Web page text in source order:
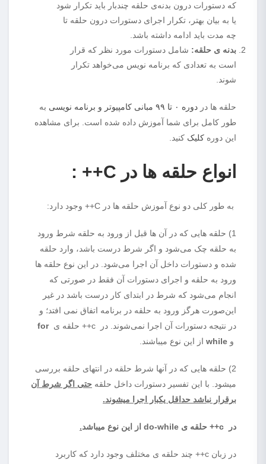
که دستورات درون بدنه‌ی حلقه چندبار باید تکرار شود
یا به بیان بهتر، تکرار اجرای دستورات درون حلقه تا
چه مدت باید ادامه داشته باشد.
بدنه ی حلقه: شامل دستورات مورد نظر که قرار
است به تعدادی که برنامه نویس می‌خواهد تکرار
شوند.
حلقه ها در دوره ۰ تا ۹۹ مبانی کامپیوتر و برنامه نویسی
به
طور کامل برای شما آموزش داده شده است. برای مشاهده
این دوره کلیک کنید.
انواع حلقه‌ ها در C++ :
به طور کلی دو نوع آموزش حلقه‌ ها در C++ وجود دارد:
1) حلقه هایی که در آن ها قبل از ورود به حلقه شرط ورود
به حلقه چک می‌شود و اگر شرط درست باشد، وارد حلقه
شده و دستورات داخل آن اجرا می‌شود. در این نوع حلقه ها
ورود به حلقه و اجرای دستورات آن فقط در صورتی که
انجام می‌شود که شرط در ابتدای کار درست باشد در غیر
این‌صورت هرگز ورود به حلقه در برنامه اتفاق نمی افتد؛ و
در نتیجه دستورات آن اجرا نمی‌شوند. در c++ حلقه ی
for
و while از این نوع میباشند.
2) حلقه هایی که در آنها شرط حلقه در انتهای حلقه بررسی
میشود. با این تفسیر دستورات داخل حلقه حتی اگر شرط آن
برقرار نباشد حداقل یکبار اجرا میشوند.
در c++ حلقه ی do-while از این نوع میباشد .
در زبان c++ چند حلقه ی مختلف وجود دارد که کاربرد